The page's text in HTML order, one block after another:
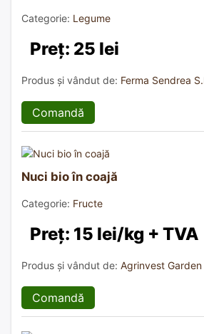
Categorie: Legume
Preț: 25 lei
Produs și vândut de: Ferma Sendrea
Comandă
Nuci bio în coajă
Categorie: Fructe
Preț: 15 lei/kg + TVA
Produs și vândut de: Agrinvest Garden
Comandă